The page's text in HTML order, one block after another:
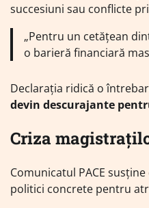
succesiuni sau conflicte
„Pentru un cetățean
o barieră financiară
Declarația ridică o
devin descurajante
Criza
Comunicatul PACE
politici concrete pentru